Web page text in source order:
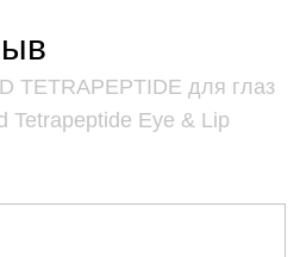
TETRAPEPTIDE для глаз
Tetrapeptide Eye & Lip